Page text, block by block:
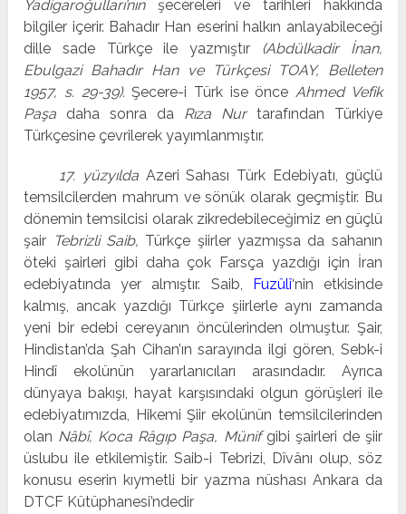
Yadigaroğulları’nınşecereleri ve tarihleri hakkında
bilgiler içerir. Bahadır Han eserini halkın anlayabileceği
dille sade Türkçe ile yazmıştır
(Abdülkadir İnan,
Ebulgazi Bahadır Han ve Türkçesi TOAY, Belleten
1957, s. 29-39).Şecere-i Türk ise önce Ahmed Vefik
Paşa daha sonra da Rıza Nurtarafından Türkiye
Türkçesine çevrilerek yayımlanmıştır.
17. yüzyıldaAzeri Sahası Türk Edebiyatı, güçlü
temsilcilerden mahrum ve sönük olarak geçmiştir. Bu
dönemin temsilcisi olarak zikredebileceğimiz en güçlü
şair Tebrizli Saib, Türkçe şiirler yazmışsa da sahanın
öteki şairleri gibi daha çok Farsça yazdığı için İran
edebiyatında yer almıştır. Saib,
Fuzûlî‘nin etkisinde
kalmış, ancak yazdığı Türkçe şiirlerle aynı zamanda
yeni bir edebi cereyanın öncülerinden olmuştur. Şair,
Hindistan’da Şah Cihan’ın sarayında ilgi gören, Sebk-i
Hindî ekolünün yararlanıcıları arasındadır. Ayrıca
dünyaya bakışı, hayat karşısındaki olgun görüşleri ile
edebiyatımızda, Hikemi Şiir ekolünün temsilcilerinden
olan Nâbî, Koca Râgıp Paşa, Münifgibi şairleri de şiir
üslubu ile etkilemiştir. Saib-i Tebrizi, Dîvânı olup, söz
konusu eserin kıymetli bir yazma nüshası Ankara da
DTCF Kütüphanesi’ndedir